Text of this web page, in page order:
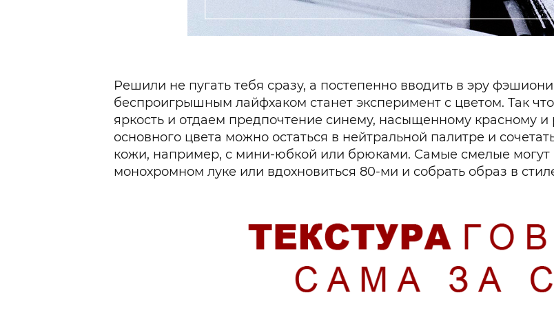
Решили не пугать тебя сразу, а постепенно вводить в эру
беспроигрышным лайфхаком станет эксперимент с цветом. Так
яркость и отдаем предпочтение синему, насыщенному красному
основного цвета можно остаться в нейтральной палитре и
кожи, например, с мини-юбкой или брюками. Самые смелые могут
монохромном луке или вдохновиться 80-ми и собрать образ в